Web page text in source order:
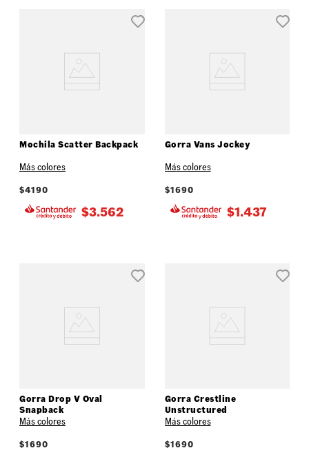
Mochila Scatter Backpack
Más colores
$4190
$3.562
Gorra Vans Jockey
Más colores
$1690
$1.437
Gorra Drop V Oval
Snapback
Más colores
$1690
Gorra Crestline
Unstructured
Más colores
$1690